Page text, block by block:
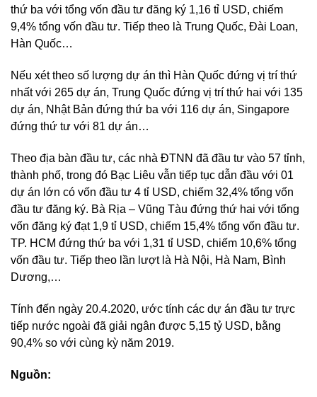
thứ ba với tổng vốn đầu tư đăng ký 1,16 tỉ USD, chiếm
9,4% tổng vốn đầu tư. Tiếp theo là Trung Quốc, Đài Loan,
Hàn Quốc…
Nếu xét theo số lượng dự án thì Hàn Quốc đứng vị trí thứ
nhất với 265 dự án, Trung Quốc đứng vị trí thứ hai với 135
dự án, Nhật Bản đứng thứ ba với 116 dự án, Singapore
đứng thứ tư với 81 dự án…
Theo địa bàn đầu tư, các nhà ĐTNN đã đầu tư vào 57 tỉnh,
thành phố, trong đó Bạc Liêu vẫn tiếp tục dẫn đầu với 01
dự án lớn có vốn đầu tư 4 tỉ USD, chiếm 32,4% tổng vốn
đầu tư đăng ký. Bà Rịa – Vũng Tàu đứng thứ hai với tổng
vốn đăng ký đạt 1,9 tỉ USD, chiếm 15,4% tổng vốn đầu tư.
TP. HCM đứng thứ ba với 1,31 tỉ USD, chiếm 10,6% tổng
vốn đầu tư. Tiếp theo lần lượt là Hà Nội, Hà Nam, Bình
Dương,…
Tính đến ngày 20.4.2020, ước tính các dự án đầu tư trực
tiếp nước ngoài đã giải ngân được 5,15 tỷ USD, bằng
90,4% so với cùng kỳ năm 2019.
Nguồn: